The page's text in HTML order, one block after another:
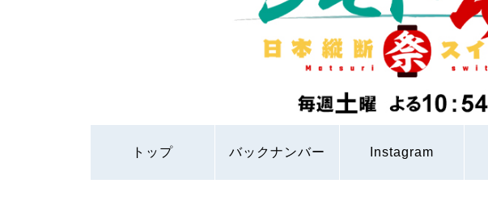
トップ バックナンバー Instagram